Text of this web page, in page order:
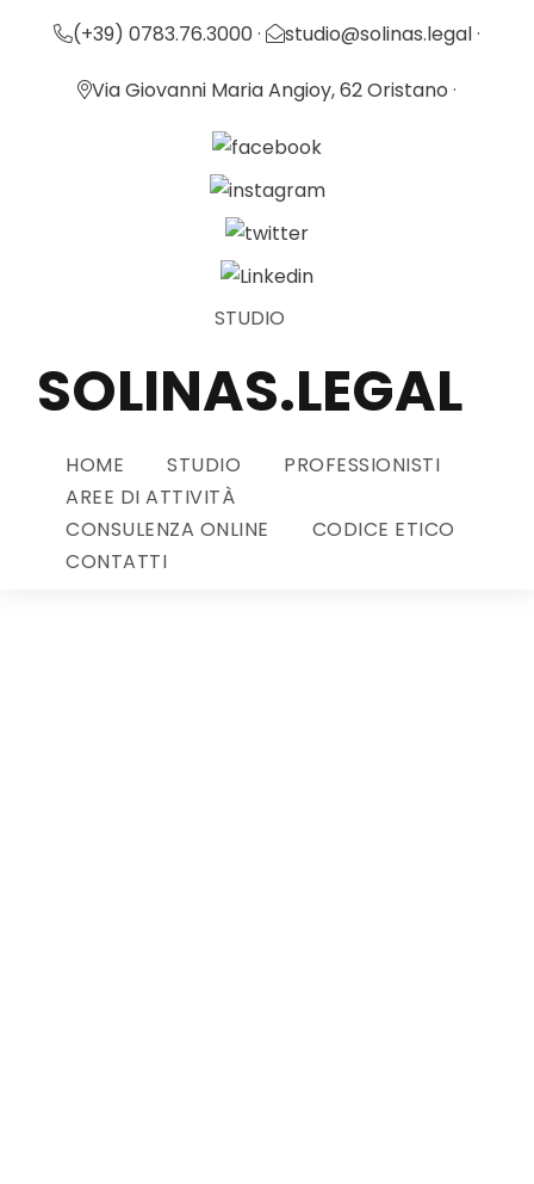
(+39) 0783.76.3000 · studio@solinas.legal·
Via Giovanni Maria Angioy, 62 Oristano ·
STUDIO
SOLINAS.LEGAL
HOME STUDIO
PROFESSIONISTI
AREE DI ATTIVITÀ
CONSULENZA ONLINE
CODICE ETICO
CONTATTI